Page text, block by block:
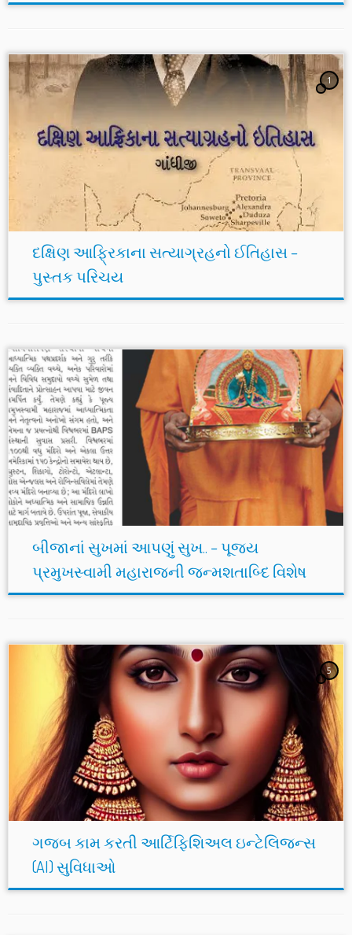
1
દક્ષિણ આફ્રિકાના સત્યાગ્રહનો ઈતિહાસ –
પુસ્તક પરિચય
બીજાનાં સુખમાં આપણું સુખ.. – પૂજ્ય
પ્રમુખસ્વામી મહારાજની જન્મશતાબ્દિ વિશેષ
5
ગજબ કામ કરતી આર્ટિફિશિઅલ ઇન્ટેલિજન્સ
(AI) સુવિધાઓ